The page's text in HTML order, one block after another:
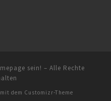
sein! – Alle Rechte
dem Customizr-Theme